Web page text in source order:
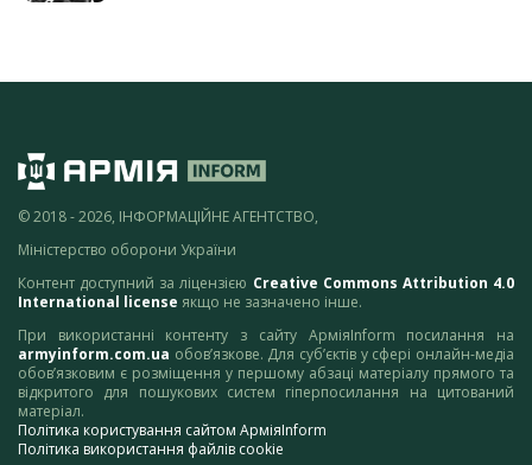
© 2018 - 2026, ІНФОРМАЦІЙНЕ АГЕНТСТВО,
Міністерство оборони України
Контент доступний за ліцензією Creative Commons Attribution 4.0
International license якщо не зазначено інше.
При використанні контенту з сайту АрміяInform посилання на
armyinform.com.ua обов’язкове. Для суб’єктів у сфері онлайн-медіа
обов’язковим є розміщення у першому абзаці матеріалу прямого та
відкритого для пошукових систем гіперпосилання на цитований
матеріал.
Політика користування сайтом АрміяInform
Політика використання файлів cookie